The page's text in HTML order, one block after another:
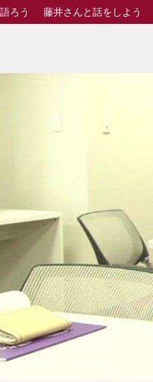
ろう 藤井さんと話をしよう